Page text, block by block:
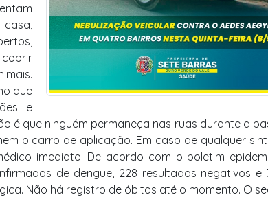
que
e
é que ninguém permaneça nas ruas durante a
o carro de aplicação. Em caso de qualquer
imediato. De acordo com o boletim
de dengue, 228 resultados negativos e
Não há registro de óbitos até o momento. O